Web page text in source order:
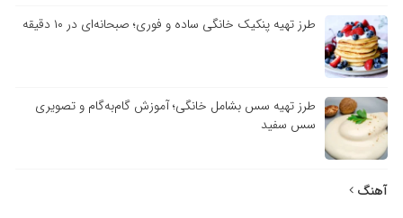
طرز تهیه پنکیک خانگی ساده و فوری؛ صبحانه‌ای در ۱۰ دقیقه
طرز تهیه سس بشامل خانگی؛ آموزش گام‌به‌گام و تصویری
سس سفید
آهنگ